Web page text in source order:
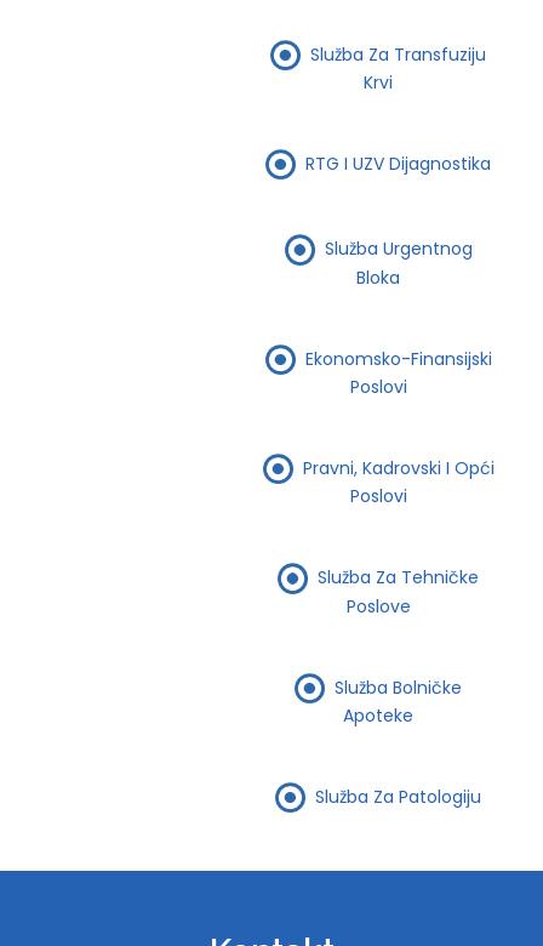
Služba Za Transfuziju
Krvi
RTG I UZV Dijagnostika
Služba Urgentnog
Bloka
Ekonomsko-Finansijski
Poslovi
Pravni, Kadrovski I Opći
Poslovi
Služba Za Tehničke
Poslove
Služba Bolničke
Apoteke
Služba Za Patologiju